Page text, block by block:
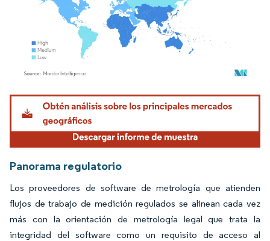
Imagen © Mordor Intelligence. El uso requiere atribución según CC BY 4.0.
Panorama regulatorio
Los proveedores de software de metrología que atienden
flujos de trabajo de medición regulados se alinean cada vez
más con la orientación de metrología legal que trata la
integridad del software como un requisito de acceso al